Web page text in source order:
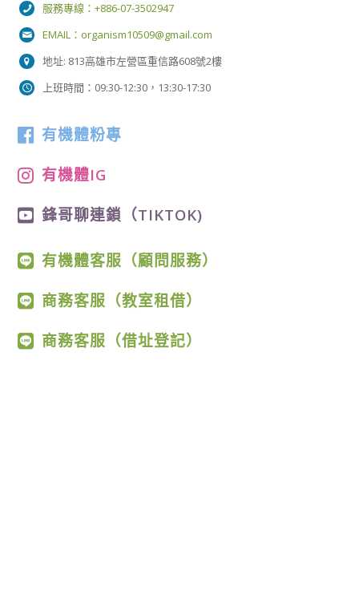
服務專線：+886-07-3502947
EMAIL： organism10509@gmail.com
地址: 813高雄市左營區重信路608號2樓
上班時間：09:30-12:30，13:30-17:30
有機體粉專
有機體IG
鋒哥聊連鎖（TIKTOK)
有機體客服（顧問服務）
商務客服（教室租借）
商務客服（借址登記）